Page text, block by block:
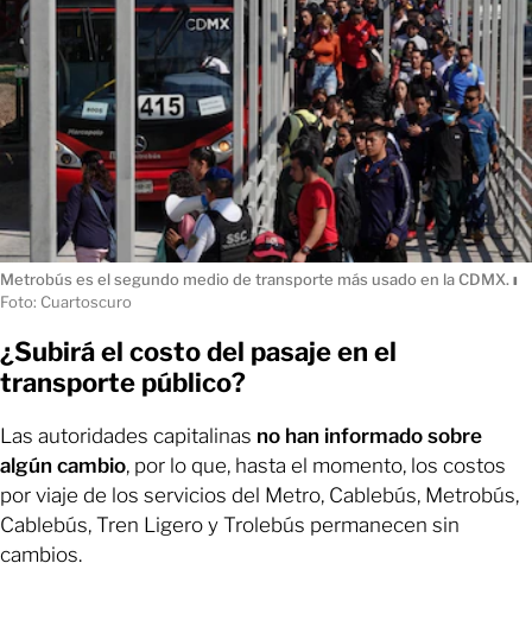
Metrobús es el segundo medio de transporte más usado en la CDMX. ı
Foto: Cuartoscuro
¿Subirá el costo del pasaje en el
transporte público?
Las autoridades capitalinas no han informado sobre
algún cambio, por lo que, hasta el momento, los costos
por viaje de los servicios del Metro, Cablebús, Metrobús,
Cablebús, Tren Ligero y Trolebús permanecen sin
cambios.